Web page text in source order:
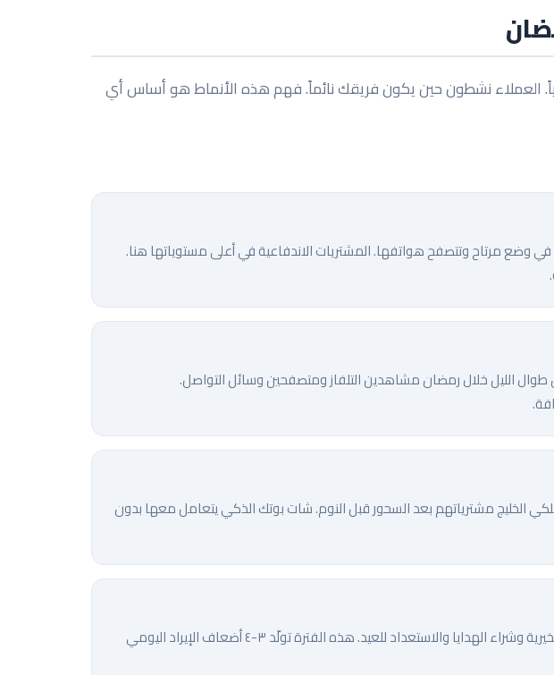
العملاء نشطون حين يكون فريقك نائماً. فهم هذه الأنماط هو أساس أي
وضع مرتاح وتتصفح هواتفها. المشتريات الاندفاعية في أعلى مستوياتها هنا.
طوال الليل خلال رمضان مشاهدين التلفاز ومتصفحين وسائل التواصل.
مشترياتهم بعد السحور قبل النوم. شات بوتك الذكي يتعامل معها بدون
ترقّب ليلة القدر يدفع ارتفاعاً ضخماً في الهبات الخيرية وشراء الهدايا والاستعداد للعيد. هذه الفترة تولّد ٣-٤ أضعاف الإيراد اليومي